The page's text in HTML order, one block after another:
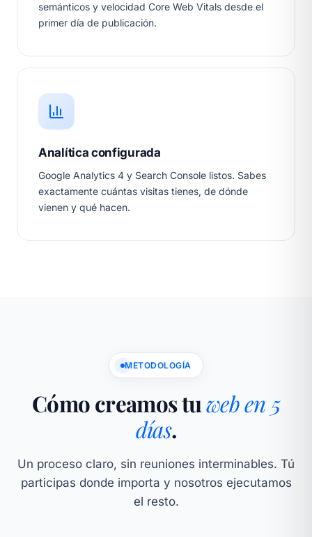
semánticos y velocidad Core Web Vitals desde el
primer día de publicación.
Analítica configurada
Google Analytics 4 y Search Console listos. Sabes
exactamente cuántas visitas tienes, de dónde
vienen y qué hacen.
METODOLOGÍA
Cómo creamos tuweb en 5
días.
Un proceso claro, sin reuniones interminables. Tú
participas donde importa y nosotros ejecutamos
el resto.